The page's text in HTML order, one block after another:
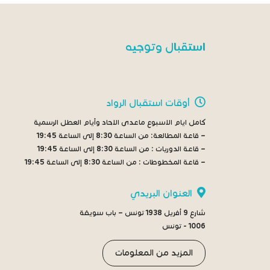
استقبال وتوجيه
أوقات استقبال الرواد
كامل ايام الاسبوع ماعدى الاحاد وأيام العطل الرسمية
– قاعة المطالعة: من الساعة 8:30 إلى الساعة 19:45
– قاعة الدوريات : من الساعة 8:30 إلى الساعة 19:45
– قاعة المخطوطات : من الساعة 8:30 إلى الساعة 19:45
العنوان البريدي
شارع 9 أفريل 1938 تونس – باب سويقة
1006 - تونس
المزيد من المعلومات